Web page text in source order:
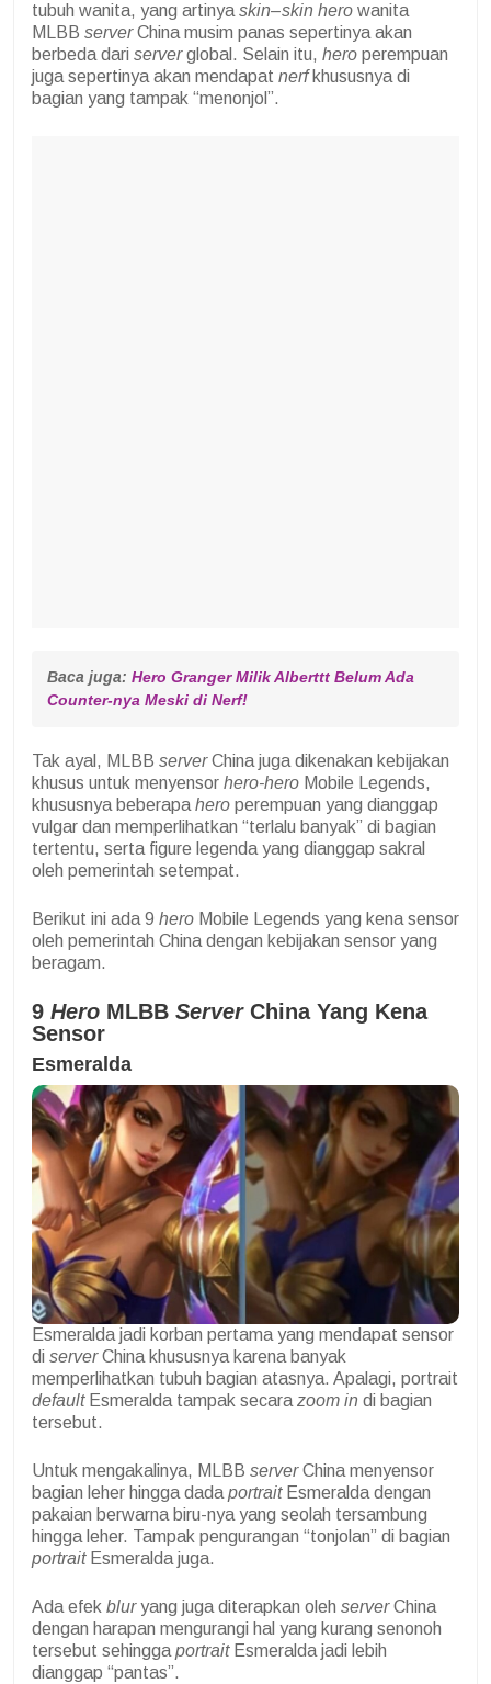
tubuh wanita, yang artinya skin–skin hero wanita
MLBB serverChina musim panas sepertinya akan
berbeda dari serverglobal. Selain itu, hero perempuan
juga sepertinya akan mendapat nerfkhususnya di
bagian yang tampak “menonjol”.
Baca juga: Hero Granger Milik Alberttt Belum Ada
Counter-nya Meski di Nerf!
Tak ayal, MLBB serverChina juga dikenakan kebijakan
khusus untuk menyensor hero-hero Mobile Legends,
khususnya beberapa hero perempuan yang dianggap
vulgar dan memperlihatkan “terlalu banyak” di bagian
tertentu, serta figure legenda yang dianggap sakral
oleh pemerintah setempat.
Berikut ini ada 9 hero Mobile Legends yang kena sensor
oleh pemerintah China dengan kebijakan sensor yang
beragam.
9 Hero MLBB ServerChina Yang Kena
Sensor
Esmeralda
Esmeralda jadi korban pertama yang mendapat sensor
di serverChina khususnya karena banyak
memperlihatkan tubuh bagian atasnya. Apalagi, portrait
defaultEsmeralda tampak secara zoom in di bagian
tersebut.
Untuk mengakalinya, MLBB serverChina menyensor
bagian leher hingga dada portraitEsmeralda dengan
pakaian berwarna biru-nya yang seolah tersambung
hingga leher. Tampak pengurangan “tonjolan” di bagian
portraitEsmeralda juga.
Ada efek bluryang juga diterapkan oleh serverChina
dengan harapan mengurangi hal yang kurang senonoh
tersebut sehingga portraitEsmeralda jadi lebih
dianggap “pantas”.